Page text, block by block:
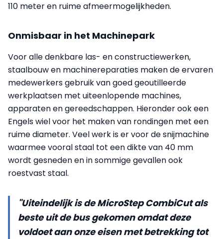
110 meter en ruime afmeermogelijkheden.
Onmisbaar in het Machinepark
Voor alle denkbare las- en constructiewerken,
staalbouw en machinereparaties maken de ervaren
medewerkers gebruik van goed geoutilleerde
werkplaatsen met uiteenlopende machines,
apparaten en gereedschappen. Hieronder ook een
Engels wiel voor het maken van rondingen met een
ruime diameter. Veel werk is er voor de snijmachine
waarmee vooral staal tot een dikte van 40 mm
wordt gesneden en in sommige gevallen ook
roestvast staal.
"Uiteindelijk is de MicroStep CombiCut als
beste uit de bus gekomen omdat deze
voldoet aan onze eisen met betrekking tot